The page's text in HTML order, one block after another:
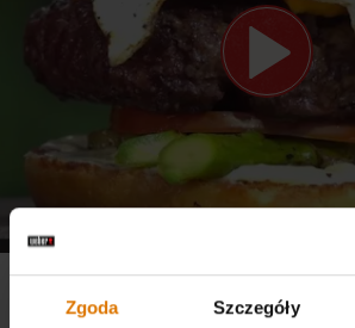
Zgoda Szczegóły
Przepisy, Grille gazowe, Seria Genesis® II